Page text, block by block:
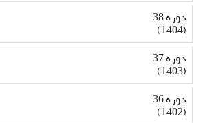
دوره 38
(1404)
دوره 37
(1403)
دوره 36
(1402)